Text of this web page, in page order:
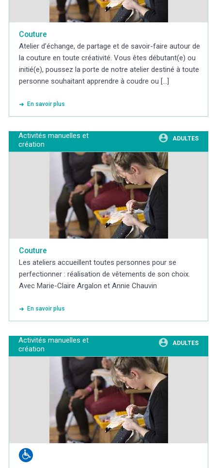
Couture
Atelier d’échange, de partage et de savoir-faire autour de
la couture en toute créativité. Vous êtes débutant(e) ou
initié(e), poussez la porte de notre atelier destiné à toute
personne souhaitant apprendre à coudre ou [...]
En savoir plus
Activités manuelles et
création
ADULTES
Couture
Les ateliers accueillent toutes personnes pour se
perfectionner : réalisation de vêtements de son choix.
Avec Marie-Claire Argalon et Annie Chauvin
En savoir plus
Activités manuelles et
création
ADULTES